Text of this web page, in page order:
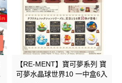
【RE-MENT】寶可夢系列 寶
可夢水晶球世界10 一中盒6入